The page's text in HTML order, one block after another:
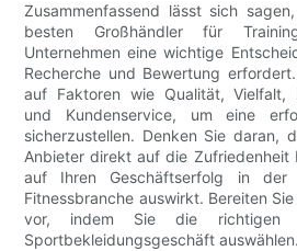
Zusammenfassend lässt sich
besten Großhändler für
Unternehmen eine wichtige
Recherche und Bewertung
auf Faktoren wie Qualität, Vielfalt,
und Kundenservice, um eine
sicherzustellen. Denken Sie daran,
Anbieter direkt auf die Zufriedenheit
auf Ihren Geschäftserfolg in der
Fitnessbranche auswirkt. Bereiten
vor, indem Sie die richtigen
Sportbekleidungsgeschäft auswählen.